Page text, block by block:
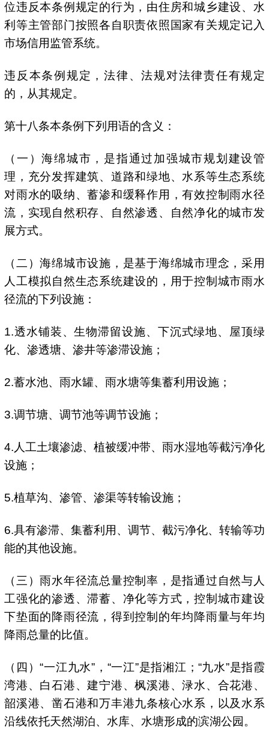
位违反本条例规定的行为，由住房和城乡建设、水
利等主管部门按照各自职责依照国家有关规定记入
市场信用监管系统。
违反本条例规定，法律、法规对法律责任有规定
的，从其规定。
第十八条本条例下列用语的含义：
（一）海绵城市，是指通过加强城市规划建设管
理，充分发挥建筑、道路和绿地、水系等生态系统
对雨水的吸纳、蓄渗和缓释作用，有效控制雨水径
流，实现自然积存、自然渗透、自然净化的城市发
展方式。
（二）海绵城市设施，是基于海绵城市理念，采用
人工模拟自然生态系统建设的，用于控制城市雨水
径流的下列设施：
1.透水铺装、生物滞留设施、下沉式绿地、屋顶绿
化、渗透塘、渗井等渗滞设施；
2.蓄水池、雨水罐、雨水塘等集蓄利用设施；
3.调节塘、调节池等调节设施；
4.人工土壤渗滤、植被缓冲带、雨水湿地等截污净化
设施；
5.植草沟、渗管、渗渠等转输设施；
6.具有渗滞、集蓄利用、调节、截污净化、转输等功
能的其他设施。
（三）雨水年径流总量控制率，是指通过自然与人
工强化的渗透、滞蓄、净化等方式，控制城市建设
下垫面的降雨径流，得到控制的年均降雨量与年均
降雨总量的比值。
（四）“一江九水”，“一江”是指湘江；“九水”是指霞
湾港、白石港、建宁港、枫溪港、渌水、合花港、
韶溪港、凿石港和万丰港九条核心水系，以及水系
沿线依托天然湖泊、水库、水塘形成的滨湖公园。